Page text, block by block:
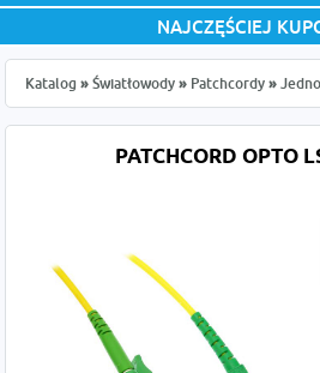
NAJCZĘŚCIEJ
Katalog » Światłowody » Patchcordy »
PATCHCORD OPTO